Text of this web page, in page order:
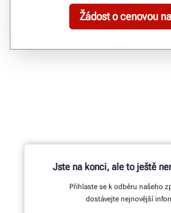
Žádost o cenovou
Jste na konci, ale to ještě
Přihlaste se k odběru našeho
dostávejte nejnovější